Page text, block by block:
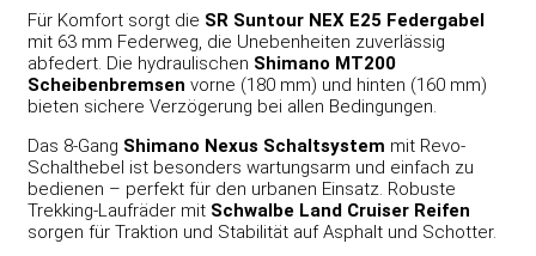
Für Komfort sorgt die SR Suntour NEX E25 Federgabel
mit 63 mm Federweg, die Unebenheiten zuverlässig
abfedert. Die hydraulischen Shimano MT200
Scheibenbremsen vorne (180 mm) und hinten (160 mm)
bieten sichere Verzögerung bei allen Bedingungen.
Das 8-Gang Shimano Nexus Schaltsystem mit Revo-
Schalthebel ist besonders wartungsarm und einfach zu
bedienen – perfekt für den urbanen Einsatz. Robuste
Trekking-Laufräder mit Schwalbe Land Cruiser Reifen
sorgen für Traktion und Stabilität auf Asphalt und Schotter.